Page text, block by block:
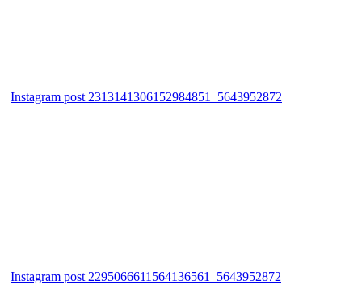
Instagram post 2313141306152984851_5643952872
Instagram post 2295066611564136561_5643952872